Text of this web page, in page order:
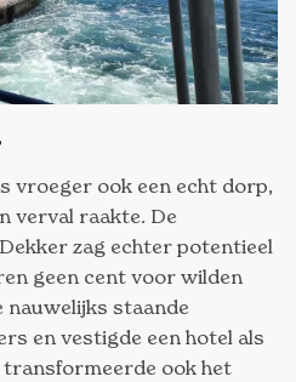
vroeger ook een echt dorp,
verval raakte. De
zag echter potentieel
geen cent voor wilden
nauwelijks staande
en vestigde een hotel als
transformeerde ook het